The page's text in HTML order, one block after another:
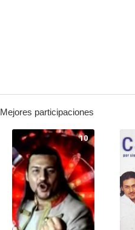
Mejores participaciones
10